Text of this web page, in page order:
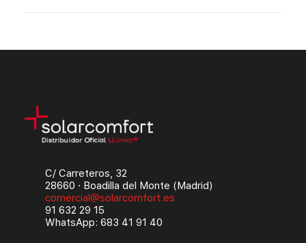
C/ Carreteros, 32
28660 · Boadilla del Monte (Madrid)
comercial@solarcomfort.es
91 632 29 15
WhatsApp: 683 41 91 40